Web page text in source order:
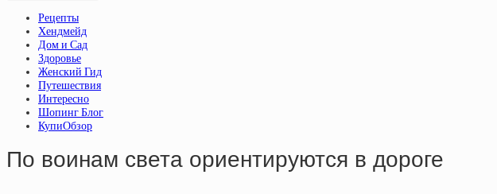
Рецепты
Хендмейд
Дом и Сад
Здоровье
Женский Гид
Путешествия
Интересно
Шопинг Блог
КупиОбзор
По воинам света ориентируются в дороге